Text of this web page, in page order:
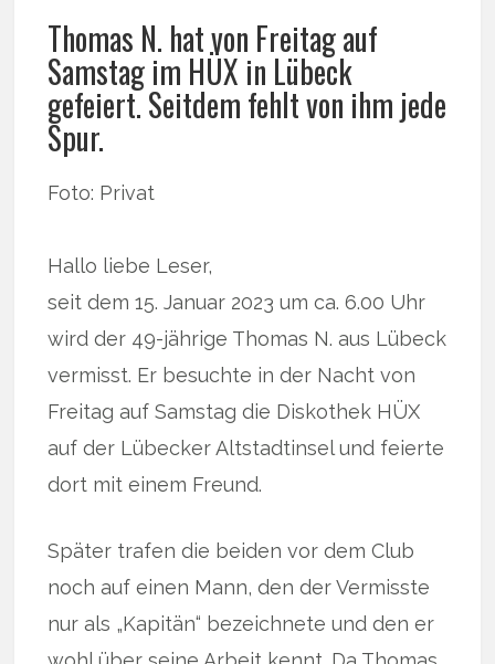
Thomas N. hat von Freitag auf
Samstag im HÜX in Lübeck
gefeiert. Seitdem fehlt von ihm jede
Spur.
Foto: Privat
Hallo liebe Leser,
seit dem 15. Januar 2023 um ca. 6.00 Uhr
wird der 49-jährige Thomas N. aus Lübeck
vermisst. Er besuchte in der Nacht von
Freitag auf Samstag die Diskothek HÜX
auf der Lübecker Altstadtinsel und feierte
dort mit einem Freund.
Später trafen die beiden vor dem Club
noch auf einen Mann, den der Vermisste
nur als „Kapitän“ bezeichnete und den er